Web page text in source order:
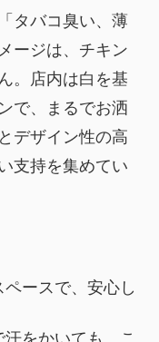
タバコ臭い、薄
ージは、チキン
。店内は白を基
で、まるでお洒
デザイン性の高
支持を集めてい
ペースで、安心し